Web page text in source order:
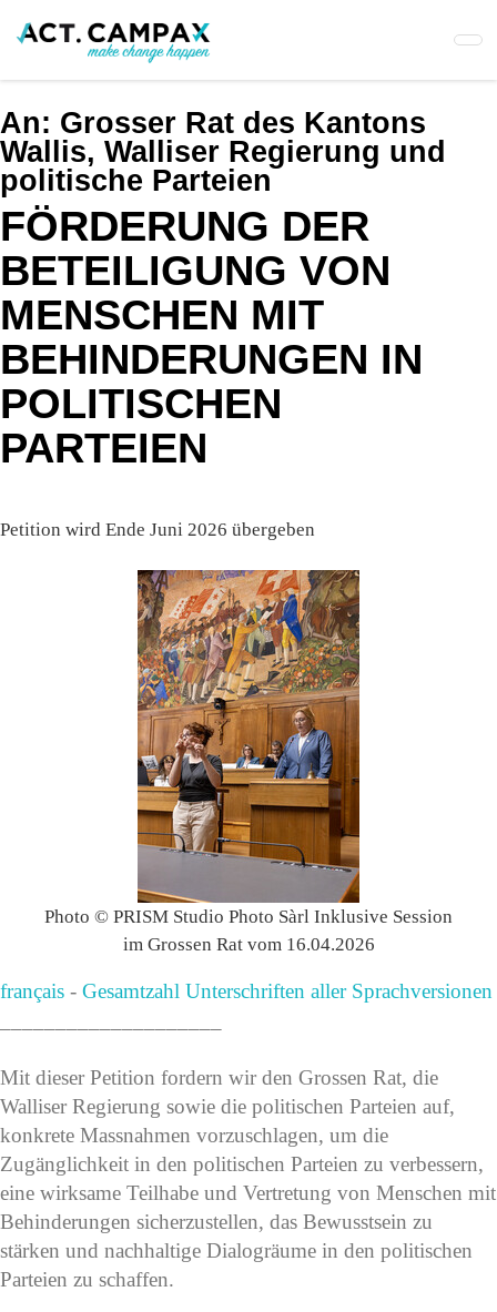
An: Grosser Rat des Kantons
Wallis, Walliser Regierung und
politische Parteien
FÖRDERUNG DER
BETEILIGUNG VON
MENSCHEN MIT
BEHINDERUNGEN IN
POLITISCHEN
PARTEIEN
Petition wird Ende Juni 2026 übergeben
Photo © PRISM Studio Photo Sàrl Inklusive Session
im Grossen Rat vom 16.04.2026
français - Gesamtzahl Unterschriften aller Sprachversionen
Mit dieser Petition fordern wir den Grossen Rat, die
Walliser Regierung sowie die politischen Parteien auf,
konkrete Massnahmen vorzuschlagen, um die
Zugänglichkeit in den politischen Parteien zu verbessern,
eine wirksame Teilhabe und Vertretung von Menschen mit
Behinderungen sicherzustellen, das Bewusstsein zu
stärken und nachhaltige Dialogräume in den politischen
Parteien zu schaffen.